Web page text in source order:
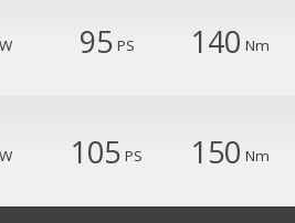
95 PS 140 Nm
105 PS 150 Nm